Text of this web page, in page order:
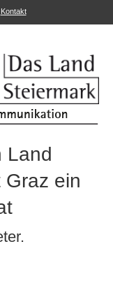
Kontakt
Land
ein